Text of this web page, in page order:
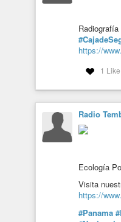
https://
1 Like
Radio
Ecología
Visita
https://
#Panama